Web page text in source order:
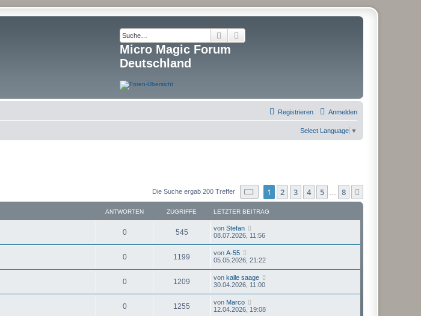
Suche
Micro Magic Forum
Deutschland
Anmelden
Registrieren
Select Language ▼
Die Suche ergab 200 Treffer Seite von8
1 2 3 4 5 8
ANTWORTEN ZUGRIFFE LETZTER BEITRAG
0 545 von Stefan
08.07.2026, 11:56
0 1199 von A-55
05.05.2026, 21:22
0 1209 von kalle saage
30.04.2026, 11:00
0 1255 von Marco
12.04.2026, 19:08